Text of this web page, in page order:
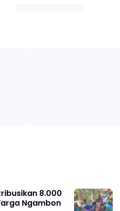
8.000
Ngambon